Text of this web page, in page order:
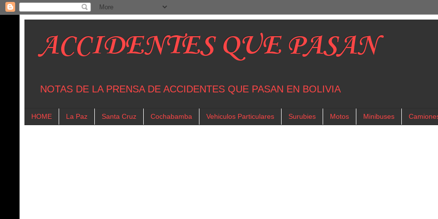
ACCIDENTES QUE PASAN
NOTAS DE LA PRENSA DE ACCIDENTES QUE PASAN EN BOLIVIA
HOME La Paz Santa Cruz Cochabamba Vehiculos Particulares Surubies Motos Minibuses